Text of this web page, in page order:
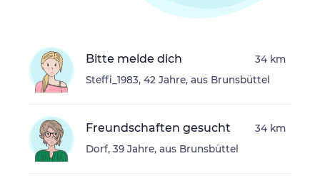
Bitte melde dich
Steffi_1983, 42 Jahre, aus Brunsbüttel
34 km
Freundschaften gesucht
Dorf, 39 Jahre, aus Brunsbüttel
34 km